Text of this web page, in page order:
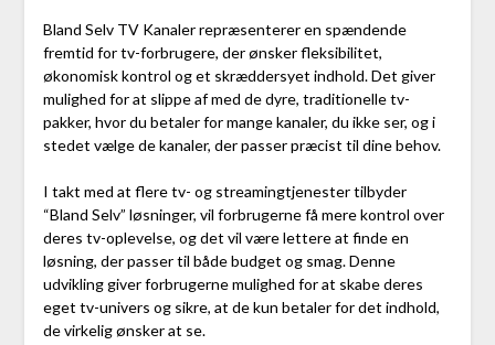
Bland Selv TV Kanaler repræsenterer en spændende
fremtid for tv-forbrugere, der ønsker fleksibilitet,
økonomisk kontrol og et skræddersyet indhold. Det giver
mulighed for at slippe af med de dyre, traditionelle tv-
pakker, hvor du betaler for mange kanaler, du ikke ser, og i
stedet vælge de kanaler, der passer præcist til dine behov.
I takt med at flere tv- og streamingtjenester tilbyder
“Bland Selv” løsninger, vil forbrugerne få mere kontrol over
deres tv-oplevelse, og det vil være lettere at finde en
løsning, der passer til både budget og smag. Denne
udvikling giver forbrugerne mulighed for at skabe deres
eget tv-univers og sikre, at de kun betaler for det indhold,
de virkelig ønsker at se.